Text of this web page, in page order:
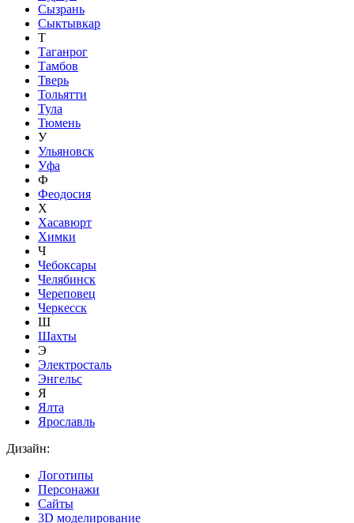
Сызрань
Сыктывкар
Т
Таганрог
Тамбов
Тверь
Тольятти
Тула
Тюмень
У
Ульяновск
Уфа
Ф
Феодосия
Х
Хасавюрт
Химки
Ч
Чебоксары
Челябинск
Череповец
Черкесск
Ш
Шахты
Э
Электросталь
Энгельс
Я
Ялта
Ярославль
Дизайн:
Логотипы
Персонажи
Сайты
3D моделирование